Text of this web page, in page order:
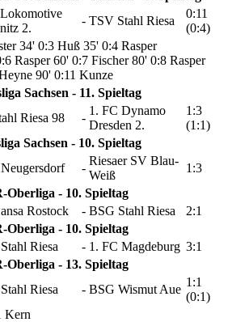
2.
- TSV Stahl Riesa
0:11
(0:4)
34' 0:3 Huß 35' 0:4 Rasper
Rasper60' 0:7 Fischer80' 0:8 Rasper
90' 0:11 Kunze
Sachsen - 11. Spieltag
Riesa 98 -
1. FC Dynamo
Dresden 2.
1:3
(1:1)
Sachsen - 10. Spieltag
-
Riesaer SV Blau-
Weiß
1:3
Oberliga - 10. Spieltag
Rostock - BSG Stahl Riesa
2:1
Oberliga - 10. Spieltag
Riesa - 1. FC Magdeburg 3:1
Oberliga - 13. Spieltag
Riesa - BSG Wismut Aue
1:1
(0:1)
Kern